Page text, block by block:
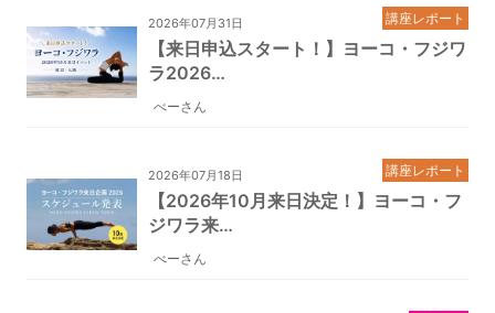
2026年07月31日
【来日申込スタート！】ヨーコ・フジワ
ラ2026…
べーさん
講座レポート
2026年07月18日
【2026年10月来日決定！】ヨーコ・フ
ジワラ来…
べーさん
講座レポート